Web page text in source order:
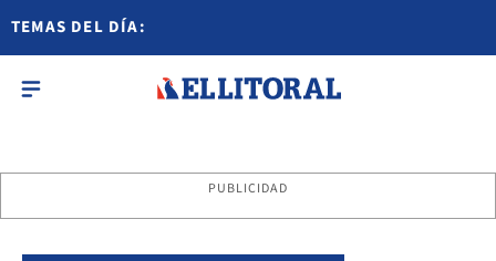
TEMAS DEL DÍA:
PUBLICIDAD